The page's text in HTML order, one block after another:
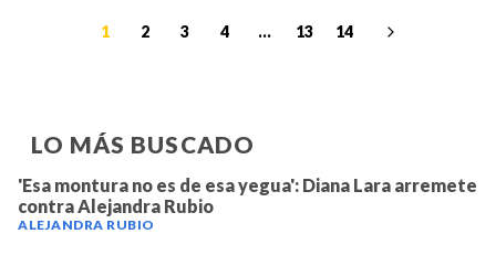
1 2 3 4 ... 13 14
LO MÁS BUSCADO
'Esa montura no es de esa yegua': Diana Lara arremete
contra Alejandra Rubio
ALEJANDRA RUBIO